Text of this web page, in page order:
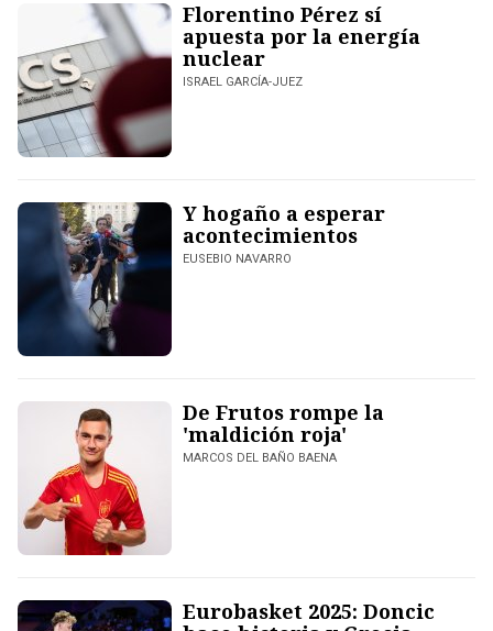
Florentino Pérez sí
apuesta por la energía
nuclear
ISRAEL GARCÍA-JUEZ
Y hogaño a esperar
acontecimientos
EUSEBIO NAVARRO
De Frutos rompe la
'maldición roja'
MARCOS DEL BAÑO BAENA
Eurobasket 2025: Doncic